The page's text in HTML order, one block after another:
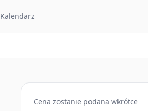
Kalendarz
Cena zostanie podana wkrótce